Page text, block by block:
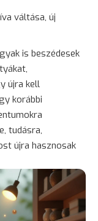
váltása, új
is beszédesek
újra kell
korábbi
tudásra,
újra hasznosak